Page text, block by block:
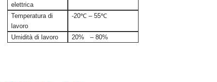
elettrica
Temperatura di
lavoro
-20℃ – 55℃
Umidità di lavoro 20% – 80%